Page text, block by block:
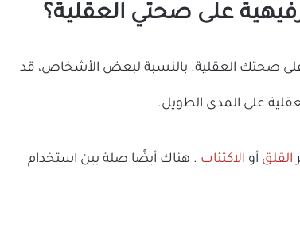
على صحتي العقلية؟
صحتك العقلية. بالنسبة لبعض الأشخاص، قد
على المدى الطويل.
القلق أو الاكتئاب . هناك أيضًا صلة بين استخدام